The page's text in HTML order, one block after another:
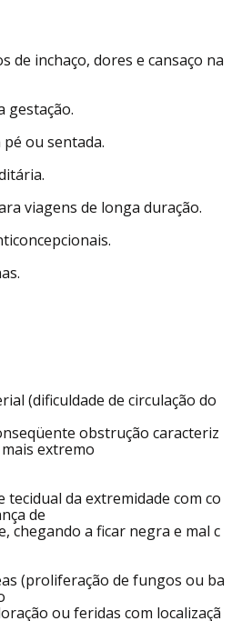
decrescendo até a panturrilha.
de inchaço, dores e cansaço na
ou sentada.
viagens de longa duração.
(dificuldade de circulação do
obstrução caracteriz
extremo
da extremidade com co
de
chegando a ficar negra e mal c